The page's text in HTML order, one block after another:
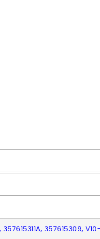
357615311A, 357615309,